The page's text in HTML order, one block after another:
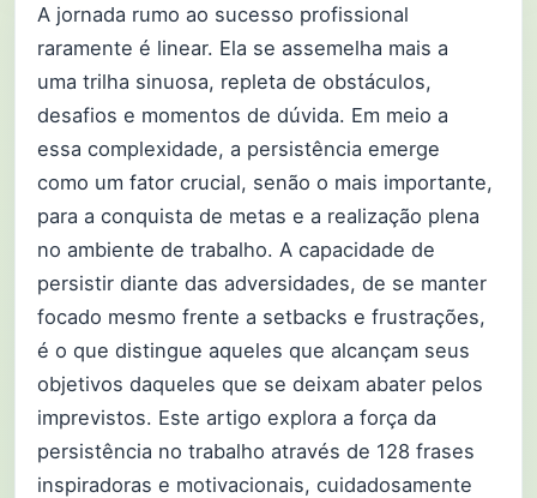
A jornada rumo ao sucesso profissional
raramente é linear. Ela se assemelha mais a
uma trilha sinuosa, repleta de obstáculos,
desafios e momentos de dúvida. Em meio a
essa complexidade, a persistência emerge
como um fator crucial, senão o mais importante,
para a conquista de metas e a realização plena
no ambiente de trabalho. A capacidade de
persistir diante das adversidades, de se manter
focado mesmo frente a setbacks e frustrações,
é o que distingue aqueles que alcançam seus
objetivos daqueles que se deixam abater pelos
imprevistos. Este artigo explora a força da
persistência no trabalho através de 128 frases
inspiradoras e motivacionais, cuidadosamente